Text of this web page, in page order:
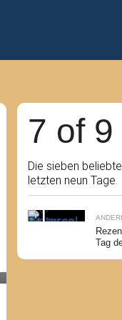
7 of 9
Die sieben
letzten neun Tage.
Tag